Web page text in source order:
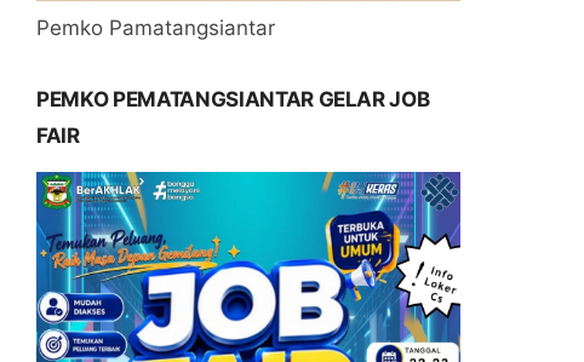
Pemko Pamatangsiantar
PEMKO PEMATANGSIANTAR GELAR JOB
FAIR